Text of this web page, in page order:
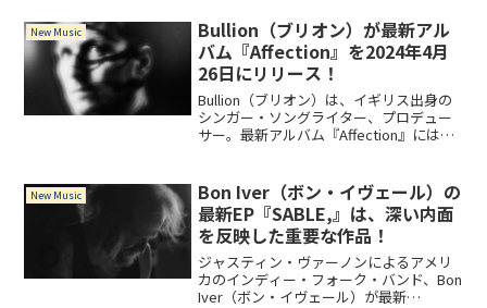
New Music
Bullion（ブリオン）が最新アル
バム『Affection』を2024年4月
26日にリリース！
Bullion（ブリオン）は、イギリス出身の
シンガー・ソングライター、プロデュー
サー。最新アルバム『Affection』には、
Panda Bearとコラボレーションした「A
City's Never」を含む全12曲を収録。
New Music
Bon Iver（ボン・イヴェール）の
最新EP『SABLE,』は、深い内面
を反映した重要な作品！
ジャスティン・ヴァーノンによるアメリ
カのインディー・フォーク・バンド、Bon
Iver（ボン・イヴェール）が最新